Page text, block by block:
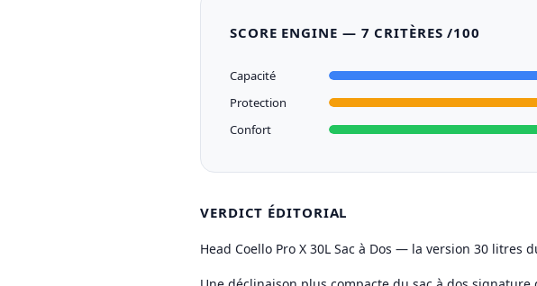
SCORE ENGINE — 7 CRITÈRES /100
Capacité
Protection
Confort
VERDICT ÉDITORIAL
Head Coello Pro X 30L Sac à Dos — la version 30 litres